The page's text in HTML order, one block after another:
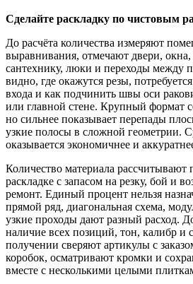
Сделайте раскладку по чистовым
До расчёта количества измеряют
выравнивания, отмечают двери,
сантехнику, люки и переходы между
видно, где окажутся резы,
входа и как подчинить швы оси
или главной стене. Крупный формат
но сильнее показывает перепады
узкие полосы в сложной геометрии.
оказывается экономичнее и
Количество материала рассчитывают
раскладке с запасом на резку, бой и
ремонт. Единый процент нельзя
прямой ряд, диагональная схема,
узкие проходы дают разный расход.
наличие всех позиций, тон, калибр и
получении сверяют артикулы с
коробок, осматривают кромки и
вместе с несколькими целыми